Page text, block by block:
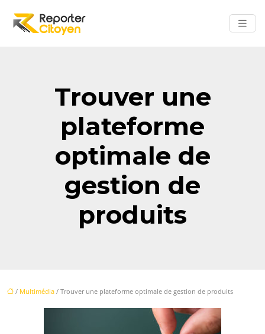
Trouver une
plateforme
optimale de
gestion de
produits
/ Multimédia / Trouver une plateforme optimale de gestion de produits